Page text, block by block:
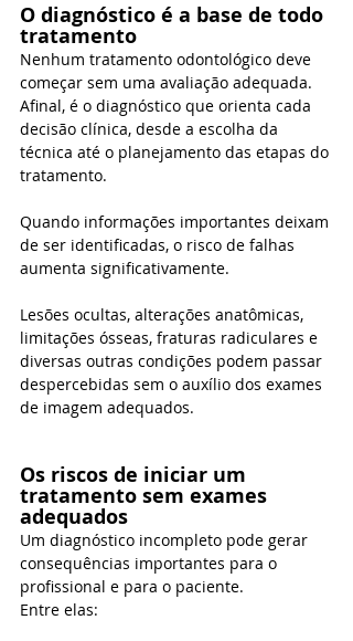
O diagnóstico é a base de todo
tratamento
Nenhum tratamento odontológico deve
começar sem uma avaliação adequada.
Afinal, é o diagnóstico que orienta cada
decisão clínica, desde a escolha da
técnica até o planejamento das etapas do
tratamento.
Quando informações importantes deixam
de ser identificadas, o risco de falhas
aumenta significativamente.
Lesões ocultas, alterações anatômicas,
limitações ósseas, fraturas radiculares e
diversas outras condições podem passar
despercebidas sem o auxílio dos exames
de imagem adequados.
Os riscos de iniciar um
tratamento sem exames
adequados
Um diagnóstico incompleto pode gerar
consequências importantes para o
profissional e para o paciente.
Entre elas: